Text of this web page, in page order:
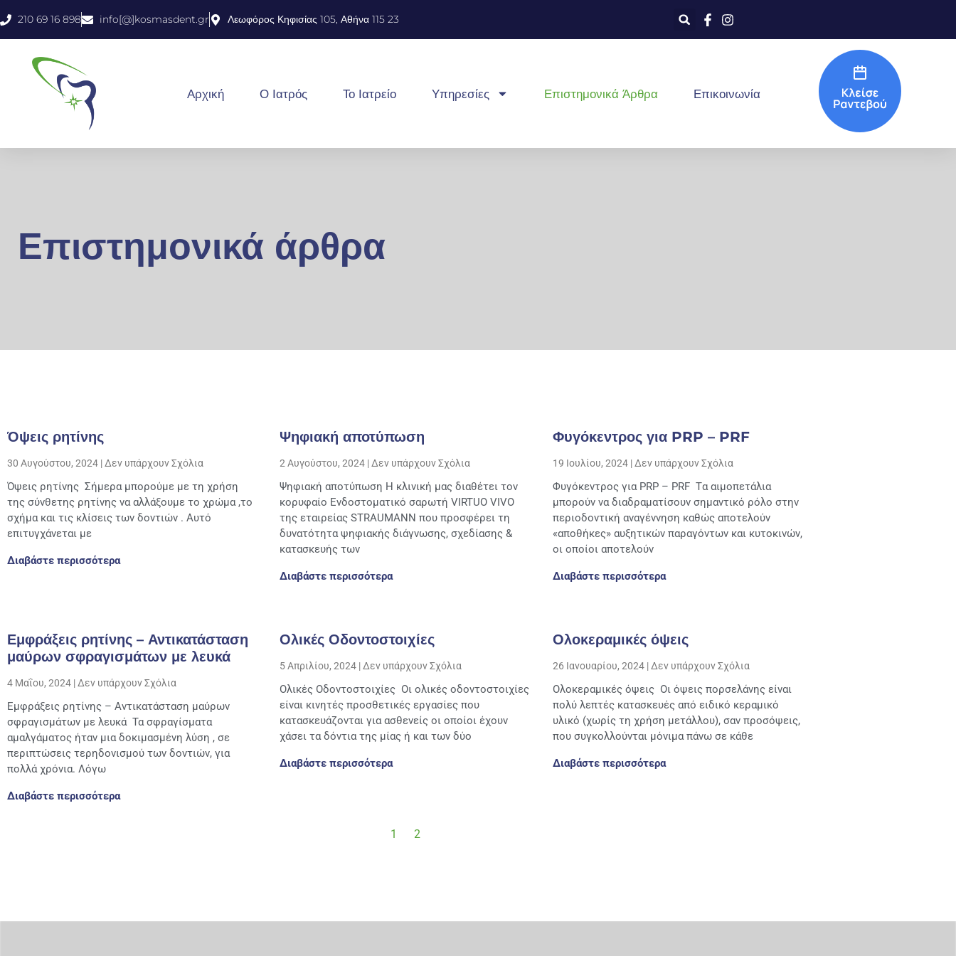
210 69 16 898 info[@]kosmasdent.gr Λεωφόρος Κηφισίας 105, Αθήνα 115 23
Αρχική Ο Ιατρός Το Ιατρείο Υπηρεσίες Επιστημονικά Άρθρα Επικοινωνία
Επιστημονικά άρθρα
Όψεις ρητίνης
30 Αυγούστου, 2024 Δεν υπάρχουν Σχόλια
Όψεις ρητίνης Σήμερα μπορούμε με τη χρήση
της σύνθετης ρητίνης να αλλάξουμε το χρώμα ,το
σχήμα και τις κλίσεις των δοντιών . Αυτό
επιτυγχάνεται με
Διαβάστε περισσότερα
Ψηφιακή αποτύπωση
2 Αυγούστου, 2024 Δεν υπάρχουν Σχόλια
Ψηφιακή αποτύπωση Η κλινική μας διαθέτει τον
κορυφαίο Ενδοστοματικό σαρωτή VIRTUΟ VIVO
της εταιρείας STRAUMANN που προσφέρει τη
δυνατότητα ψηφιακής διάγνωσης, σχεδίασης &
κατασκευής των
Διαβάστε περισσότερα
Φυγόκεντρος για PRP – PRF
19 Ιουλίου, 2024 Δεν υπάρχουν Σχόλια
Φυγόκεντρος για PRP – PRF Tα αιμοπετάλια
μπορούν να διαδραματίσουν σημαντικό ρόλο στην
περιοδοντική αναγέννηση καθώς αποτελούν
«αποθήκες» αυξητικών παραγόντων και κυτοκινών,
οι οποίοι αποτελούν
Διαβάστε περισσότερα
Εμφράξεις ρητίνης – Αντικατάσταση
μαύρων σφραγισμάτων με λευκά
4 Μαΐου, 2024 Δεν υπάρχουν Σχόλια
Εμφράξεις ρητίνης – Αντικατάσταση μαύρων
σφραγισμάτων με λευκά Τα σφραγίσματα
αμαλγάματος ήταν μια δοκιμασμένη λύση , σε
περιπτώσεις τερηδονισμού των δοντιών, για
πολλά χρόνια. Λόγω
Διαβάστε περισσότερα
Ολικές Οδοντοστοιχίες
5 Απριλίου, 2024 Δεν υπάρχουν Σχόλια
Ολικές Οδοντοστοιχίες Οι ολικές οδοντοστοιχίες
είναι κινητές προσθετικές εργασίες που
κατασκευάζονται για ασθενείς οι οποίοι έχουν
χάσει τα δόντια της μίας ή και των δύο
Διαβάστε περισσότερα
Ολοκεραμικές όψεις
26 Ιανουαρίου, 2024 Δεν υπάρχουν Σχόλια
Ολοκεραμικές όψεις Οι όψεις πορσελάνης είναι
πολύ λεπτές κατασκευές από ειδικό κεραμικό
υλικό (χωρίς τη χρήση μετάλλου), σαν προσόψεις,
που συγκολλούνται μόνιμα πάνω σε κάθε
Διαβάστε περισσότερα
1 2